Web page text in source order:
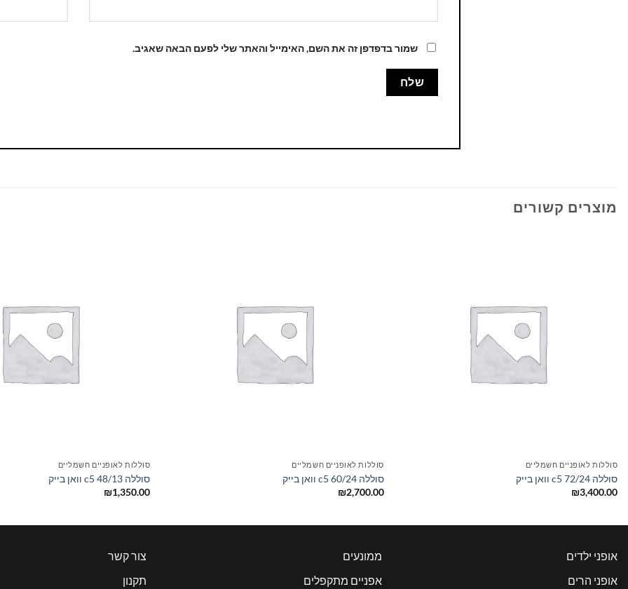
שמור בדפדפן זה את השם, האימייל והאתר שלי לפעם הבאה שאגיב.
מוצרים קשורים
סוללות לאופניים חשמליים
סוללה 72/24 c5 וואן בייק
₪3,400.00
סוללות לאופניים חשמליים
סוללה 60/24 c5 וואן בייק
₪2,700.00
סוללות לאופניים חשמליים
סוללה 48/13 c5 וואן בייק
₪1,350.00
אופני ילדים
אופני הרים
ממונעים
אפניים מתקפלים
צור קשר
תקנון